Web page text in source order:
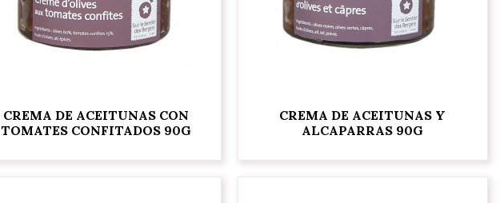
CREMA DE ACEITUNAS CON
TOMATES CONFITADOS 90G
CREMA DE ACEITUNAS Y
ALCAPARRAS 90G